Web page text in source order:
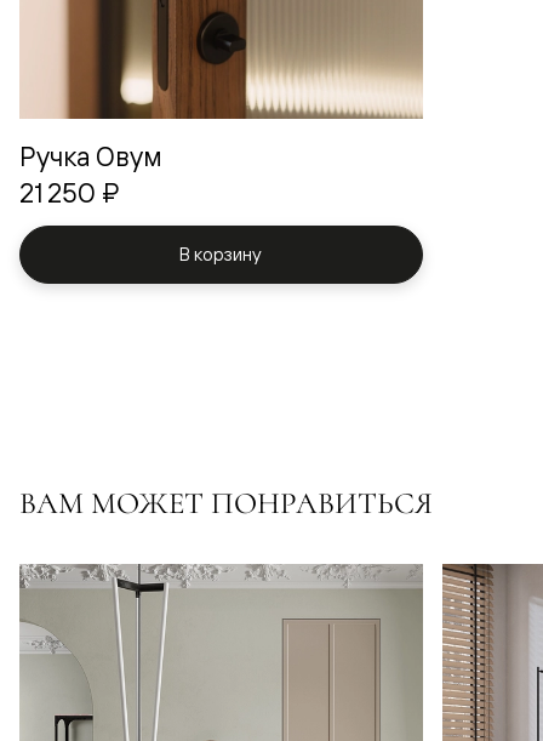
Ручка Овум
21 250 ₽
В корзину
ВАМ МОЖЕТ ПОНРАВИТЬСЯ